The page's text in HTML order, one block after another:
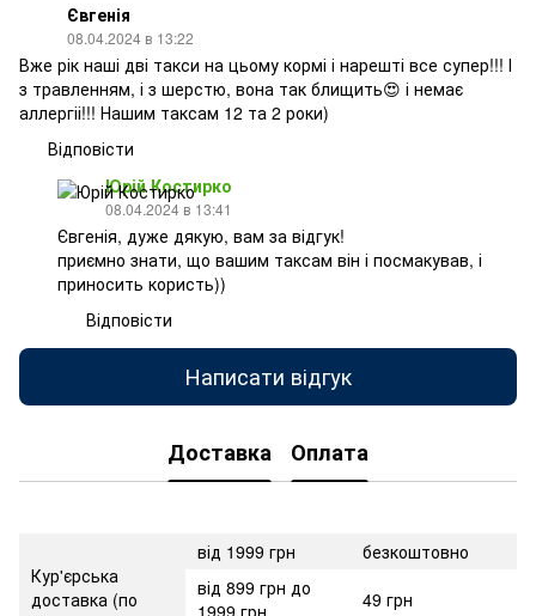
Євгенія
08.04.2024 в 13:22
Вже рік наші дві такси на цьому кормі і нарешті все супер!!! І
з травленням, і з шерстю, вона так блищить😍 і немає
аллергіі!!! Нашим таксам 12 та 2 роки)
Відповісти
Юрій Костирко
08.04.2024 в 13:41
Євгенія, дуже дякую, вам за відгук!
приємно знати, що вашим таксам він і посмакував, і
приносить користь))
Відповісти
Написати відгук
Доставка Оплата
Кур'єрська
доставка (по
від 1999 грн
безкоштовно
від 899 грн до
1999 грн
49 грн